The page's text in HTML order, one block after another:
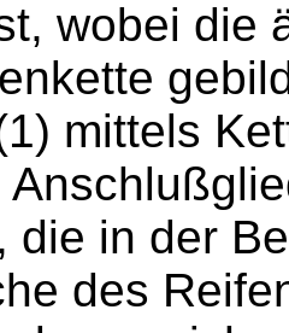
wobei die
mittels
die in der
des